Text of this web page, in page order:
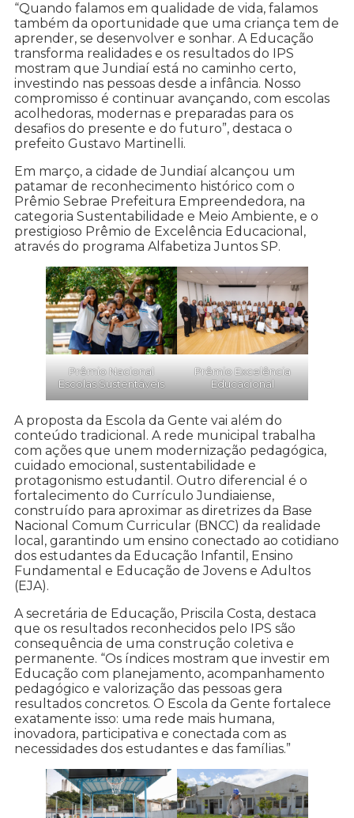
“Quando falamos em qualidade de vida, falamos
também da oportunidade que uma criança tem de
aprender, se desenvolver e sonhar. A Educação
transforma realidades e os resultados do IPS
mostram que Jundiaí está no caminho certo,
investindo nas pessoas desde a infância. Nosso
compromisso é continuar avançando, com escolas
acolhedoras, modernas e preparadas para os
desafios do presente e do futuro”, destaca o
prefeito Gustavo Martinelli.
Em março, a cidade de Jundiaí alcançou um
patamar de reconhecimento histórico com o
Prêmio Sebrae Prefeitura Empreendedora, na
categoria Sustentabilidade e Meio Ambiente, e o
prestigioso Prêmio de Excelência Educacional,
através do programa Alfabetiza Juntos SP.
Prêmio Nacional
Escolas Sustentáveis
Prêmio Excelência
Educacional
A proposta da Escola da Gente vai além do
conteúdo tradicional. A rede municipal trabalha
com ações que unem modernização pedagógica,
cuidado emocional, sustentabilidade e
protagonismo estudantil. Outro diferencial é o
fortalecimento do Currículo Jundiaiense,
construído para aproximar as diretrizes da Base
Nacional Comum Curricular (BNCC) da realidade
local, garantindo um ensino conectado ao cotidiano
dos estudantes da Educação Infantil, Ensino
Fundamental e Educação de Jovens e Adultos
(EJA).
A secretária de Educação, Priscila Costa, destaca
que os resultados reconhecidos pelo IPS são
consequência de uma construção coletiva e
permanente. “Os índices mostram que investir em
Educação com planejamento, acompanhamento
pedagógico e valorização das pessoas gera
resultados concretos. O Escola da Gente fortalece
exatamente isso: uma rede mais humana,
inovadora, participativa e conectada com as
necessidades dos estudantes e das famílias.”